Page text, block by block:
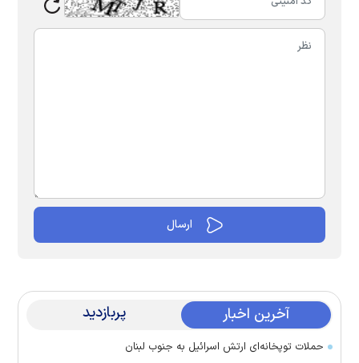
آخرین اخبار پربازدید
حملات توپخانه‌ای ارتش اسرائیل به جنوب لبنان